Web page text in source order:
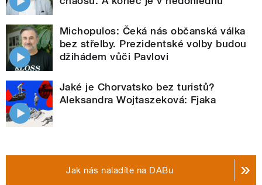
Michopulos: Čeká nás občanská válka
bez střelby. Prezidentské volby budou
džihádem vůči Pavlovi
Jaké je Chorvatsko bez turistů?
Aleksandra Wojtaszeková: Fjaka
Jak nás naladíte na DABu